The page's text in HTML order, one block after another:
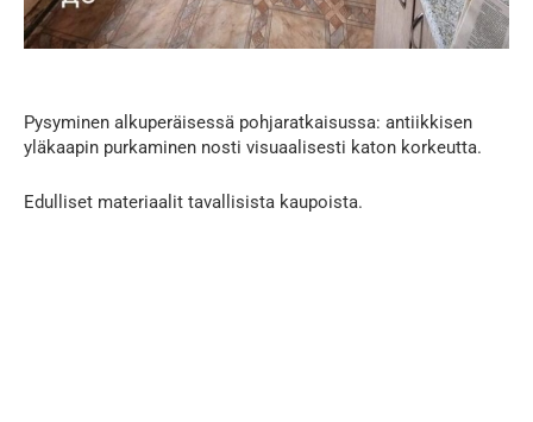
Pysyminen alkuperäisessä pohjaratkaisussa: antiikkisen
yläkaapin purkaminen nosti visuaalisesti katon korkeutta.
Edulliset materiaalit tavallisista kaupoista.